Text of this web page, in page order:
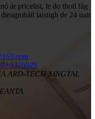
ár pricelist, le do thoil fág
laistigh de 24 uair
ARD-TECH XINGTAI,